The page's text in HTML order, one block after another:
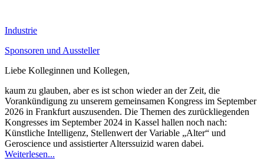
Industrie
Sponsoren und Aussteller
Liebe Kolleginnen und Kollegen,
kaum zu glauben, aber es ist schon wieder an der Zeit, die
Vorankündigung zu unserem gemeinsamen Kongress im September
2026 in Frankfurt auszusenden. Die Themen des zurückliegenden
Kongresses im September 2024 in Kassel hallen noch nach:
Künstliche Intelligenz, Stellenwert der Variable „Alter“ und
Geroscience und assistierter Alterssuizid waren dabei.
Weiterlesen...